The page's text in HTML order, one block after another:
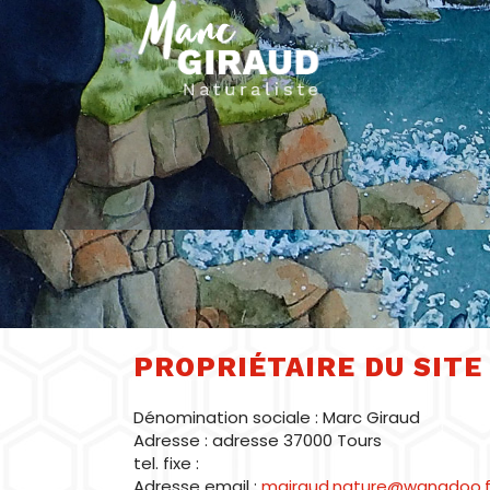
PROPRIÉTAIRE DU SITE
Dénomination sociale : Marc Giraud
Adresse : adresse 37000 Tours
tel. fixe :